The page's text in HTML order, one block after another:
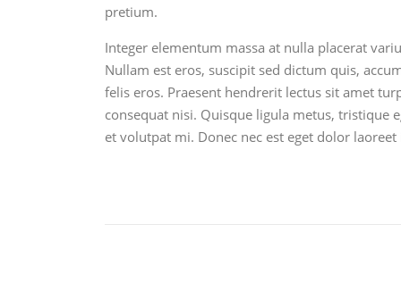
pretium.
Integer elementum massa at nulla placerat
Nullam est eros, suscipit sed dictum quis,
felis eros. Praesent hendrerit lectus sit amet
consequat nisi. Quisque ligula metus, tristique
et volutpat mi. Donec nec est eget dolor